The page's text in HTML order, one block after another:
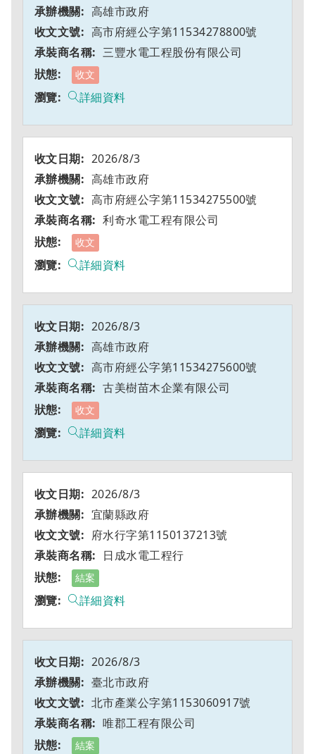
高雄市政府
高市府經公字第11534278800號
三豐水電工程股份有限公司
收文
詳細資料
2026/8/3
高雄市政府
高市府經公字第11534275500號
利奇水電工程有限公司
收文
詳細資料
2026/8/3
高雄市政府
高市府經公字第11534275600號
古美樹苗木企業有限公司
收文
詳細資料
2026/8/3
宜蘭縣政府
府水行字第1150137213號
日成水電工程行
結案
詳細資料
2026/8/3
臺北市政府
北市產業公字第1153060917號
唯郡工程有限公司
結案